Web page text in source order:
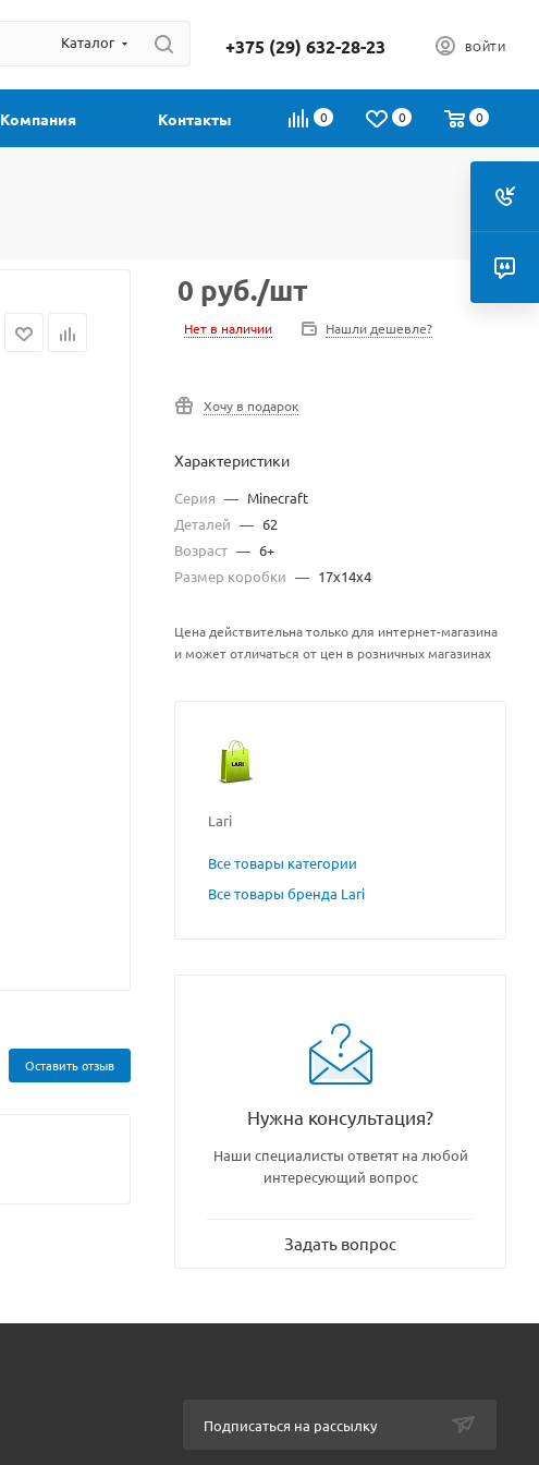
Каталог +375 (29) 632-28-23 ВОЙТИ
0 0 0
Компания Контакты
Оставить отзыв
0 руб./шт
Нет в наличии Нашли дешевле?
Хочу в подарок
Характеристики
Серия — Minecraft
Деталей — 62
Возраст — 6+
Размер коробки — 17x14x4
Цена действительна только для интернет-магазина
и может отличаться от цен в розничных магазинах
Lari
Все товары категории
Все товары бренда Lari
Нужна консультация?
Наши специалисты ответят на любой
интересующий вопрос
Задать вопрос
Подписаться на рассылку